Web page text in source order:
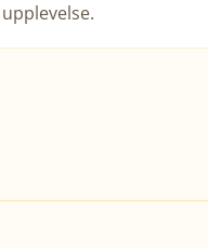
upplevelse.